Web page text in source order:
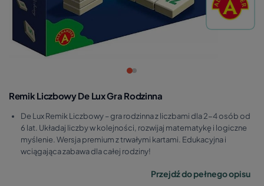
Remik Liczbowy De Lux Gra Rodzinna
De Lux Remik Liczbowy – gra rodzinna z liczbami dla 2-4 osób od
6 lat. Układaj liczby w kolejności, rozwijaj matematykę i logiczne
myślenie. Wersja premium z trwałymi kartami. Edukacyjna i
wciągająca zabawa dla całej rodziny!
Przejdź do pełnego opisu